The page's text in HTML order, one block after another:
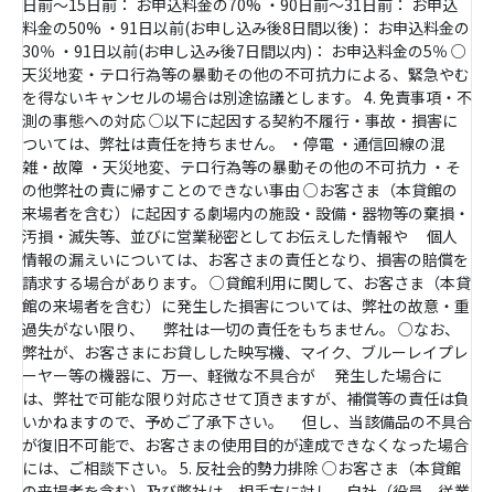
日前～15日前： お申込料金の70% ・90日前～31日前： お申込
料金の50% ・91日以前(お申し込み後8日間以後)： お申込料金の
30％ ・91日以前(お申し込み後7日間以内)： お申込料金の5％ ○
天災地変・テロ行為等の暴動その他の不可抗力による、緊急やむ
を得ないキャンセルの場合は別途協議とします。 4. 免責事項・不
測の事態への対応 ○以下に起因する契約不履行・事故・損害に
ついては、弊社は責任を持ちません。 ・停電 ・通信回線の混
雑・故障 ・天災地変、テロ行為等の暴動その他の不可抗力 ・そ
の他弊社の責に帰すことのできない事由 ○お客さま（本貸館の
来場者を含む）に起因する劇場内の施設・設備・器物等の棄損・
汚損・滅失等、並びに営業秘密としてお伝えした情報や 個人
情報の漏えいについては、お客さまの責任となり、損害の賠償を
請求する場合があります。 ○貸館利用に関して、お客さま（本貸
館の来場者を含む）に発生した損害については、弊社の故意・重
過失がない限り、 弊社は一切の責任をもちません。 ○なお、
弊社が、お客さまにお貸しした映写機、マイク、ブルーレイプレ
ーヤー等の機器に、万一、軽微な不具合が 発生した場合に
は、弊社で可能な限り対応させて頂きますが、補償等の責任は負
いかねますので、予めご了承下さい。 但し、当該備品の不具合
が復旧不可能で、お客さまの使用目的が達成できなくなった場合
には、ご相談下さい。 5. 反社会的勢力排除 ○お客さま（本貸館